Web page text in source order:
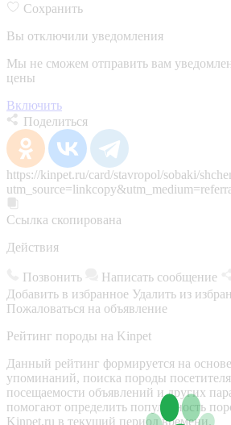
Сохранить
Вы отключили уведомления
Мы не сможем отправить вам
цены
Включить
Поделиться
https://kinpet.ru/card/stavropol/sobaki/
Ссылка скопирована
Действия
Позвонить Написать сообщение
Добавить в избранное Удалить из
Пожаловаться на объявление
Рейтинг породы на Kinpet
Данный рейтинг формируется на
упоминаний, поиска породы
посещаемости объявлений и других
помогают определить популярность
Kinpet.ru в текущий период времени.